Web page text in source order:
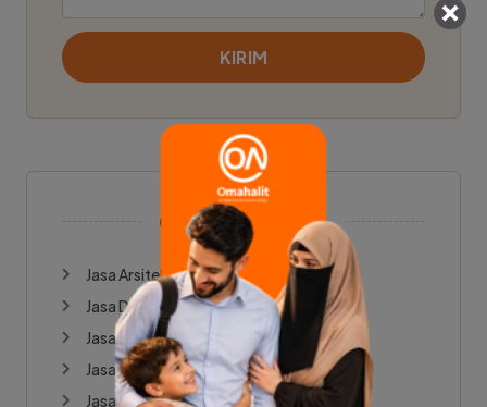
KIRIM
OUR SERVICES
Jasa Arsitektur
Jasa Design & Build
Jasa Desain Interior
Jasa Mural & Wall Painting
Jasa Renovasi